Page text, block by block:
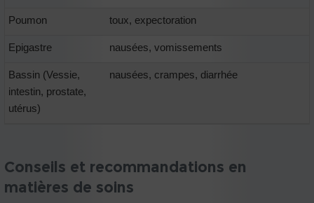
Poumon toux, expectoration
Epigastre nausées, vomissements
Bassin (Vessie,
intestin, prostate,
utérus)
nausées, crampes, diarrhée
Conseils et recommandations en
matières de soins